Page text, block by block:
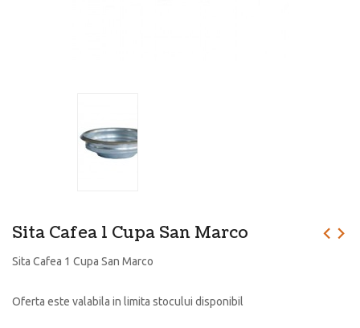
Sita Cafea 1 Cupa San Marco
Sita Cafea 1 Cupa San Marco
Oferta este valabila in limita stocului disponibil